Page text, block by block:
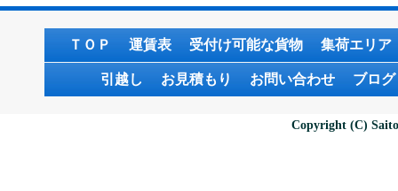
ＴＯＰ 運賃表 受付け可能な貨物 集荷エリア
引越し お見積もり お問い合わせ ブログ
Copyright (C)